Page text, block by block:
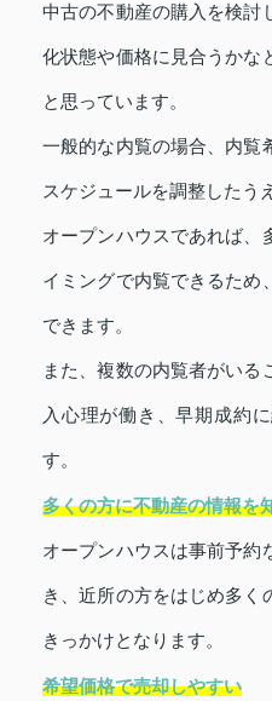
中古の不動産の購入を検討
化状態や価格に見合うかな
と思っています。
一般的な内覧の場合、内覧
スケジュールを調整したう
オープンハウスであれば、
イミングで内覧できるため
できます。
また、複数の内覧者がいる
入心理が働き、早期成約
す。
多くの方に不動産の情報を
オープンハウスは事前予約
き、近所の方をはじめ多く
きっかけとなります。
希望価格で売却しやすい